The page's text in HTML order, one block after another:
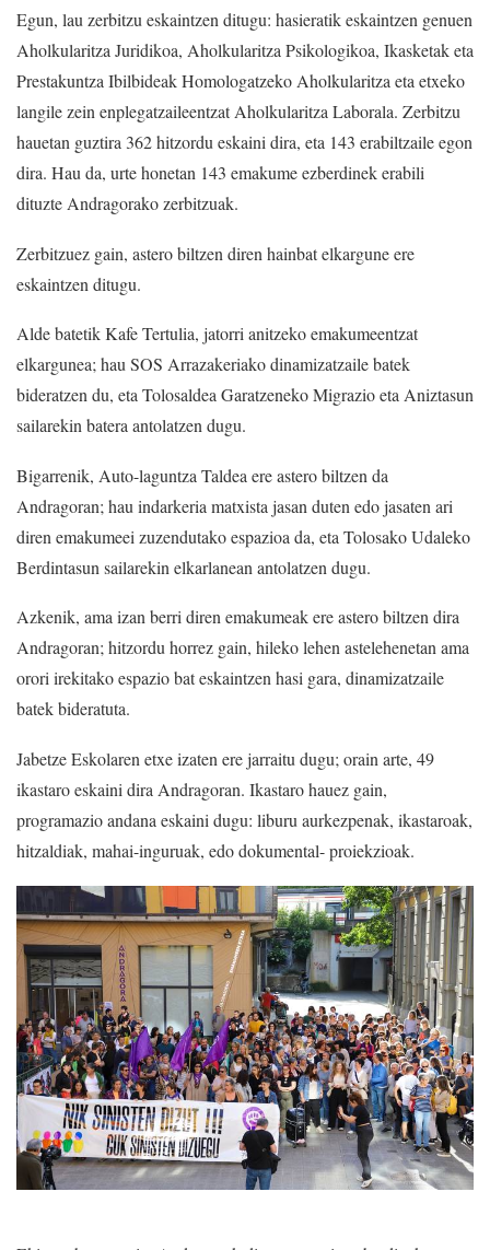
Egun, lau zerbitzu eskaintzen ditugu: hasieratik eskaintzen genuen
Aholkularitza Juridikoa, Aholkularitza Psikologikoa, Ikasketak eta
Prestakuntza Ibilbideak Homologatzeko Aholkularitza eta etxeko
langile zein enplegatzaileentzat Aholkularitza Laborala. Zerbitzu
hauetan guztira 362 hitzordu eskaini dira, eta 143 erabiltzaile egon
dira. Hau da, urte honetan 143 emakume ezberdinek erabili
dituzte Andragorako zerbitzuak.
Zerbitzuez gain, astero biltzen diren hainbat elkargune ere
eskaintzen ditugu.
Alde batetik Kafe Tertulia, jatorri anitzeko emakumeentzat
elkargunea; hau SOS Arrazakeriako dinamizatzaile batek
bideratzen du, eta Tolosaldea Garatzeneko Migrazio eta Aniztasun
sailarekin batera antolatzen dugu.
Bigarrenik, Auto-laguntza Taldea ere astero biltzen da
Andragoran; hau indarkeria matxista jasan duten edo jasaten ari
diren emakumeei zuzendutako espazioa da, eta Tolosako Udaleko
Berdintasun sailarekin elkarlanean antolatzen dugu.
Azkenik, ama izan berri diren emakumeak ere astero biltzen dira
Andragoran; hitzordu horrez gain, hileko lehen astelehenetan ama
orori irekitako espazio bat eskaintzen hasi gara, dinamizatzaile
batek bideratuta.
Jabetze Eskolaren etxe izaten ere jarraitu dugu; orain arte, 49
ikastaro eskaini dira Andragoran. Ikastaro hauez gain,
programazio andana eskaini dugu: liburu aurkezpenak, ikastaroak,
hitzaldiak, mahai-inguruak, edo dokumental- proiekzioak.